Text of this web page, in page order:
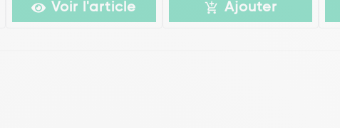
Voir l'article Ajouter